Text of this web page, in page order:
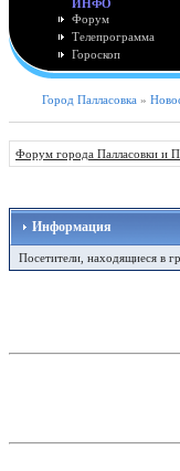
ИНФО
Форум
Телепрограмма
Гороскоп
Город Палласовка »
Форум города Палласовки и
Информация
Посетители, находящиеся в